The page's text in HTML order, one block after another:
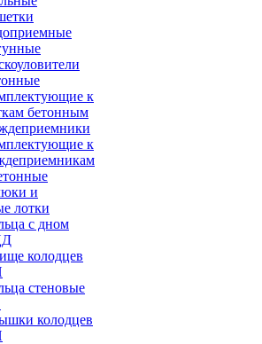
к
бетонным
к
и
лотки
с дном
колодцев
стеновые
колодцев